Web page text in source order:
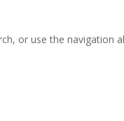
or use the navigation